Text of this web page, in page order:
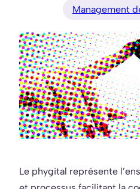
Management
Le phygital représente